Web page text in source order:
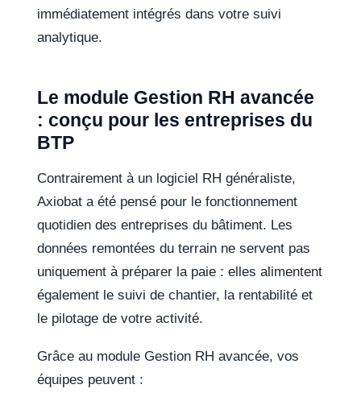
immédiatement intégrés dans votre suivi
analytique.
Le module Gestion RH avancée
: conçu pour les entreprises du
BTP
Contrairement à un logiciel RH généraliste,
Axiobat a été pensé pour le fonctionnement
quotidien des entreprises du bâtiment. Les
données remontées du terrain ne servent pas
uniquement à préparer la paie : elles alimentent
également le suivi de chantier, la rentabilité et
le pilotage de votre activité.
Grâce au module Gestion RH avancée, vos
équipes peuvent :